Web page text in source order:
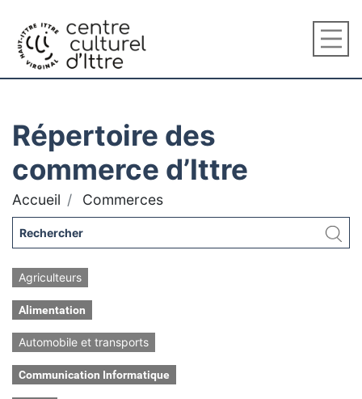
Répertoire des
commerce d’Ittre
Accueil Commerces
Agriculteurs
Alimentation
Automobile et transports
Communication Informatique